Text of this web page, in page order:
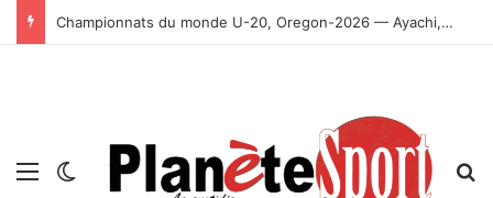
Championnats du monde U-20, Oregon-2026 — Ayachi, Dissa, Touahria et Ghezali en finale
Menu Switch skin